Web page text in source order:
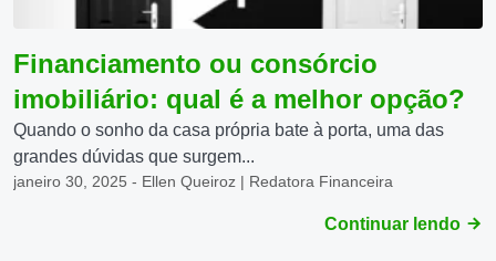
Financiamento ou consórcio
imobiliário: qual é a melhor opção?
Quando o sonho da casa própria bate à porta, uma das
grandes dúvidas que surgem...
janeiro 30, 2025 - Ellen Queiroz | Redatora Financeira
Continuar lendo